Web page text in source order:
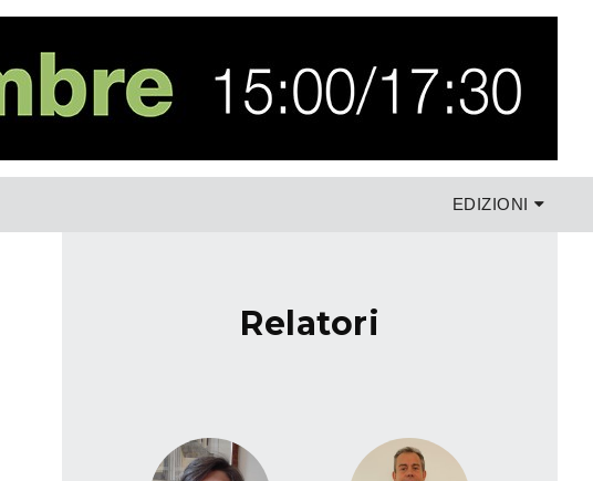
EDIZIONI
relatori